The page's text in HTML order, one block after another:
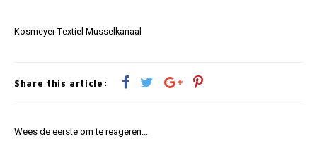
Kosmeyer Textiel Musselkanaal
Share this article:
Wees de eerste om te reageren...